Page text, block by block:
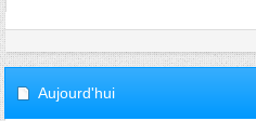
Aujourd'hui